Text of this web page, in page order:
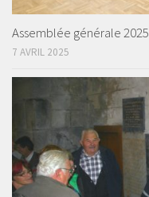
Assemblée générale 2025
7 AVRIL 2025